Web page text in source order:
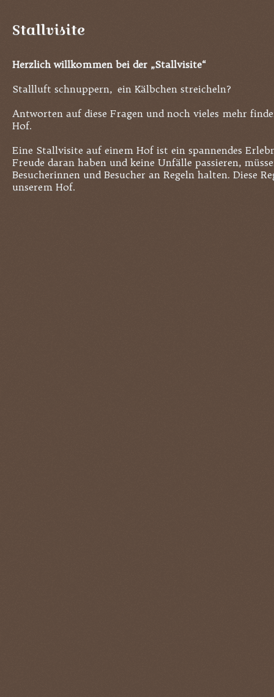
Stallvisite
Herzlich willkommen bei der „Stallvisite“
Stallluft schnuppern, ein Kälbchen streicheln?
Antworten auf diese Fragen und noch vieles mehr
Hof.
Eine Stallvisite auf einem Hof ist ein spannendes
Freude daran haben und keine Unfälle passieren,
Besucherinnen und Besucher an Regeln halten. Diese
unserem Hof.